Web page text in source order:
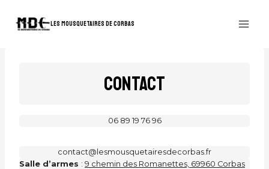
LES MOUSQUETAIRES DE CORBAS
CONTACT
06 89 19 76 96
contact@lesmousquetairesdecorbas.fr
Salle d’armes : 9 chemin des Romanettes, 69960 Corbas